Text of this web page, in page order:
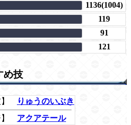
1136(1004)
119
91
121
め技
りゅうのいぶき
アクアテール